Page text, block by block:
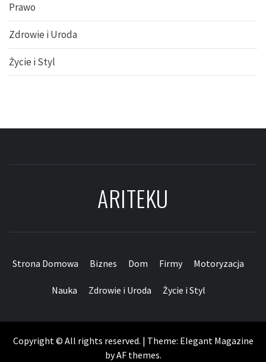
Prawo
Zdrowie i Uroda
Życie i Styl
ARITEKU
Strona Domowa Biznes Dom Firmy Motoryzacja
Nauka Zdrowie i Uroda Życie i Styl
Copyright © All rights reserved. | Theme: Elegant Magazine
byAF themes.